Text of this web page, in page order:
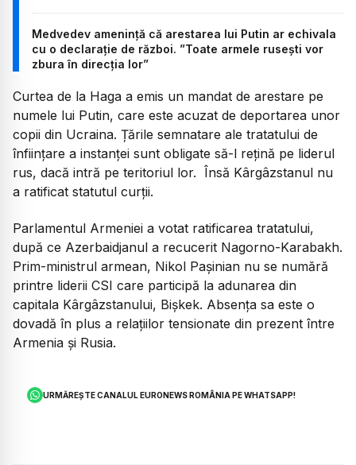
Medvedev amenință că arestarea lui Putin ar echivala
cu o declarație de război. ”Toate armele rusești vor
zbura în direcția lor”
Curtea de la Haga a emis un mandat de arestare pe
numele lui Putin, care este acuzat de deportarea unor
copii din Ucraina. Țările semnatare ale tratatului de
înfiinţare a instanței sunt obligate să-l rețină pe liderul
rus, dacă intră pe teritoriul lor. Însă Kârgâzstanul nu
a ratificat statutul curții.
Parlamentul Armeniei a votat ratificarea tratatului,
după ce Azerbaidjanul a recucerit Nagorno-Karabakh.
Prim-ministrul armean, Nikol Pașinian nu se numără
printre liderii CSI care participă la adunarea din
capitala Kârgâzstanului, Bișkek. Absența sa este o
dovadă în plus a relațiilor tensionate din prezent între
Armenia și Rusia.
URMĂREȘTE CANALUL EURONEWS ROMÂNIA PE WHATSAPP!